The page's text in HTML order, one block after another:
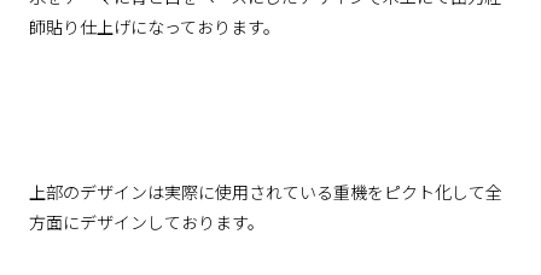
師貼り仕上げになっております。
上部のデザインは実際に使用されている重機をピクト化して全
方面にデザインしております。